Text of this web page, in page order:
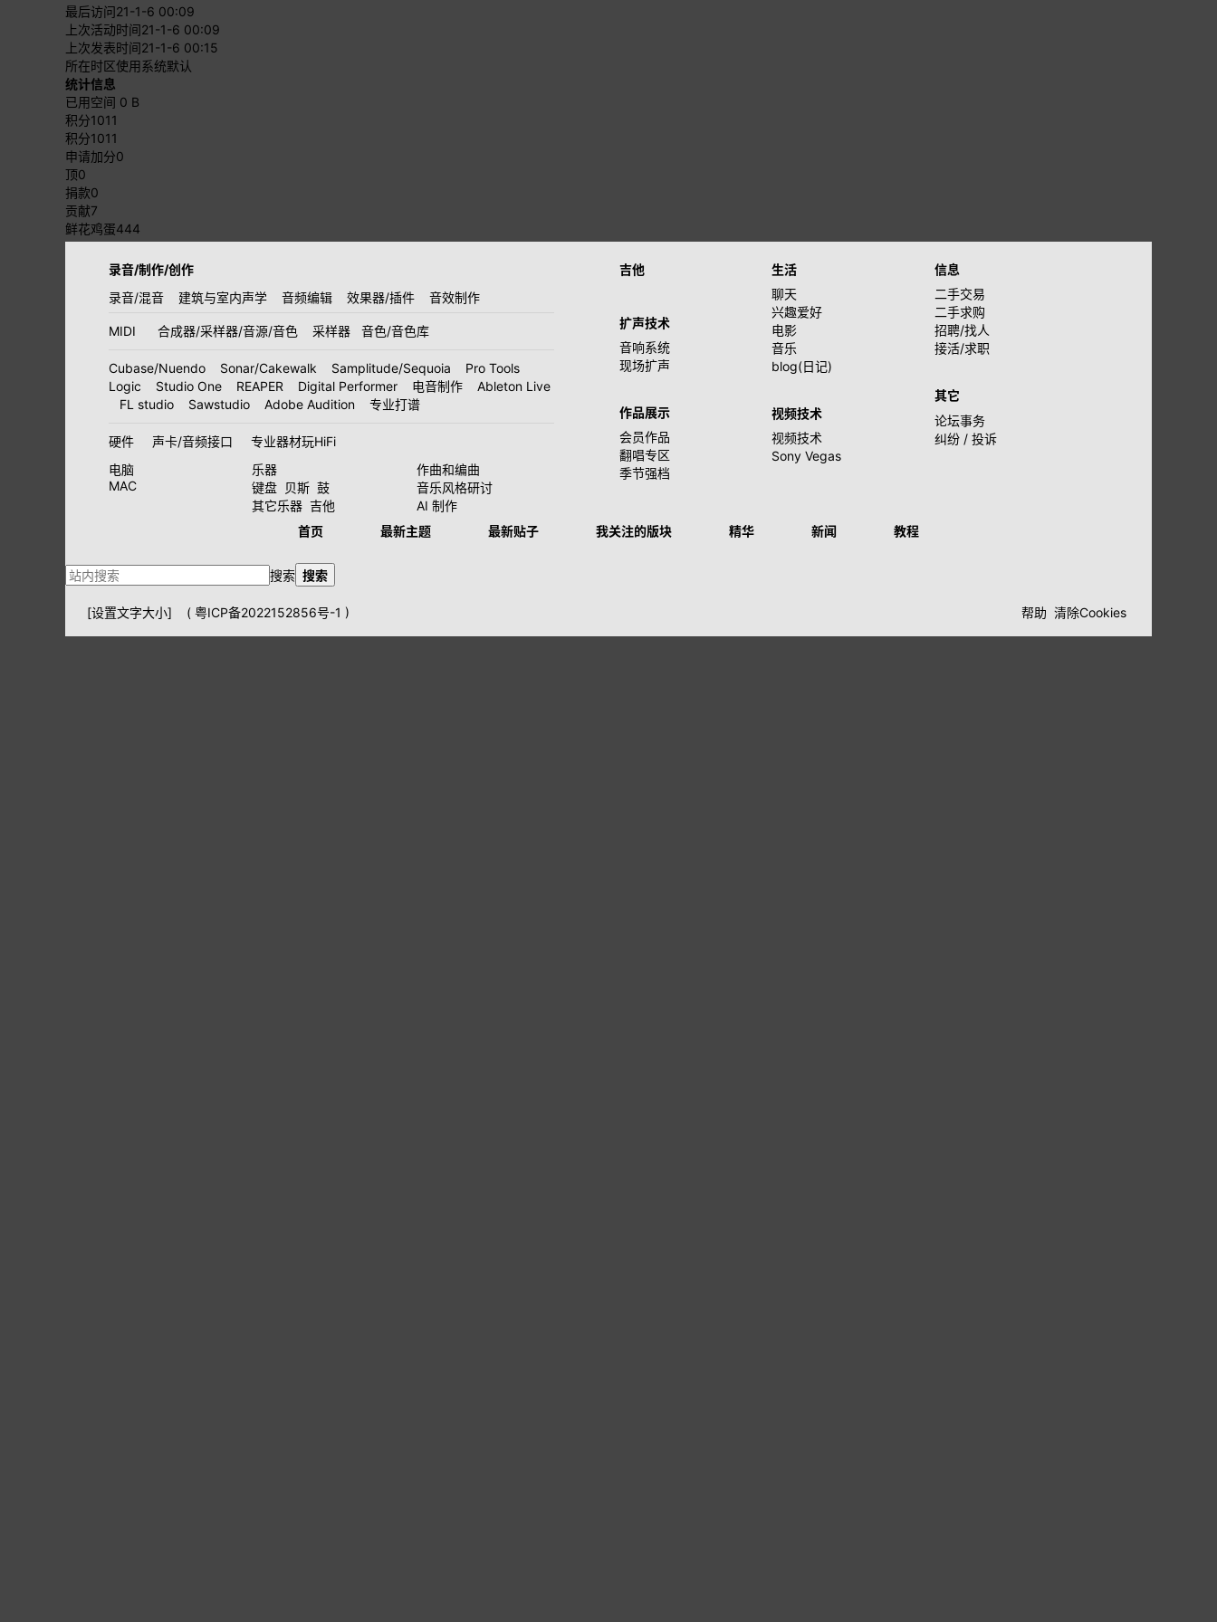
最后访问21-1-6 00:09
上次活动时间21-1-6 00:09
上次发表时间21-1-6 00:15
所在时区使用系统默认
统计信息
已用空间 0 B
积分1011
积分1011
申请加分0
顶0
捐款0
贡献7
鲜花鸡蛋444
录音/制作/创作
录音/混音
建筑与室内声学 音频编辑 效果器/插件 音效制作
MIDI 合成器/采样器/音源/音色 采样器 音色/音色库
Cubase/Nuendo Sonar/Cakewalk Samplitude/Sequoia
Pro Tools
Logic
Studio One REAPER Digital Performer 电音制作
Ableton Live
FL studio
Sawstudio Adobe Audition 专业打谱
硬件 声卡/音频接口
专业器材玩HiFi
电脑
MAC
乐器
键盘 贝斯 鼓
其它乐器 吉他
作曲和编曲
音乐风格研讨
AI 制作
吉他
扩声技术
音响系统
现场扩声
作品展示
会员作品
翻唱专区
季节强档
生活
聊天
兴趣爱好
电影
音乐
blog(日记)
视频技术
视频技术
Sony Vegas
信息
二手交易
二手求购
招聘/找人
接活/求职
其它
论坛事务
纠纷 / 投诉
首页 最新主题 最新贴子 我关注的版块 精华 新闻 教程
搜索 搜索
( 粤ICP备2022152856号-1 ) 帮助 清除Cookies
[设置文字大小]